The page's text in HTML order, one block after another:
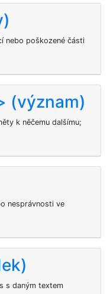
nebo poškozené části
(význam)
k něčemu dalšímu;
nesprávnosti ve
s daným textem